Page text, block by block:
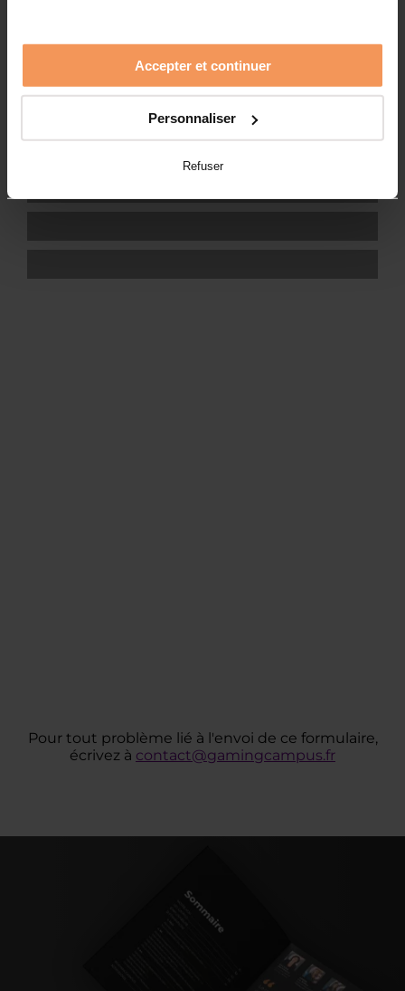
Accepter et continuer
Personnaliser
Refuser
Pour tout problème lié à l'envoi de ce formulaire,
écrivez à contact@gamingcampus.fr